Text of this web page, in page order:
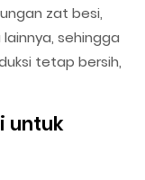
zat besi,
sehingga
tetap bersih,
untuk